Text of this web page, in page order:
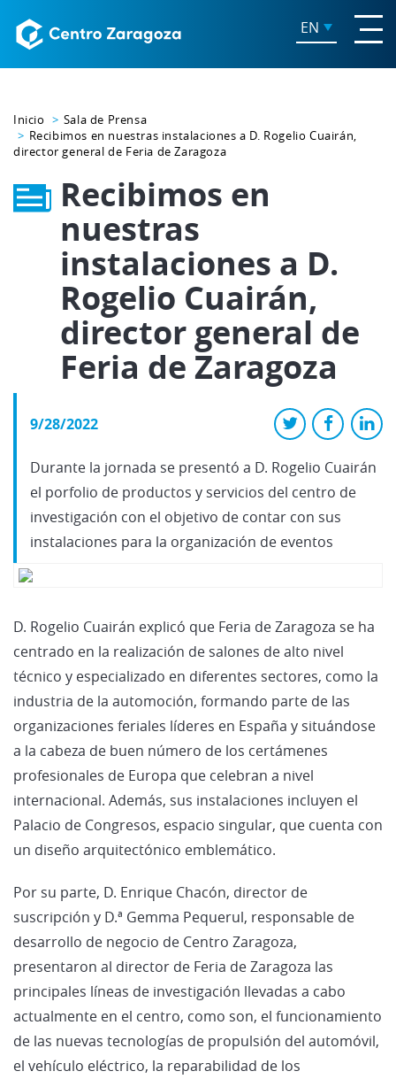
EN
Inicio
Sala de Prensa
Recibimos en nuestras instalaciones a D. Rogelio Cuairán,
director general de Feria de Zaragoza
Recibimos en
nuestras
instalaciones a D.
Rogelio Cuairán,
director general de
Feria de Zaragoza
9/28/2022
Durante la jornada se presentó a D. Rogelio Cuairán
el porfolio de productos y servicios del centro de
investigación con el objetivo de contar con sus
instalaciones para la organización de eventos
D. Rogelio Cuairán explicó que Feria de Zaragoza se ha
centrado en la realización de salones de alto nivel
técnico y especializado en diferentes sectores, como la
industria de la automoción, formando parte de las
organizaciones feriales líderes en España y situándose
a la cabeza de buen número de los certámenes
profesionales de Europa que celebran a nivel
internacional. Además, sus instalaciones incluyen el
Palacio de Congresos, espacio singular, que cuenta con
un diseño arquitectónico emblemático.
Por su parte, D. Enrique Chacón, director de
suscripción y D.ª Gemma Pequerul, responsable de
desarrollo de negocio de Centro Zaragoza,
presentaron al director de Feria de Zaragoza las
principales líneas de investigación llevadas a cabo
actualmente en el centro, como son, el funcionamiento
de las nuevas tecnologías de propulsión del automóvil,
el vehículo eléctrico, la reparabilidad de los